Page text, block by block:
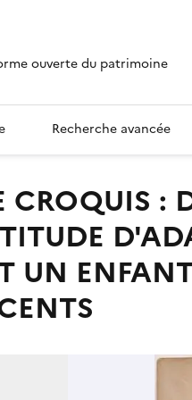
ouverte du patrimoine
Recherche avancée
UN